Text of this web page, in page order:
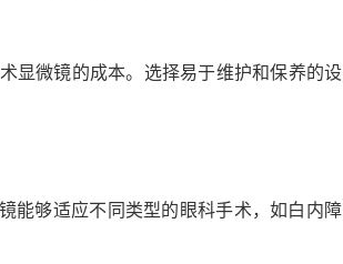
显微镜的成本。选择易于维护和保养的设
能够适应不同类型的眼科手术，如白内障